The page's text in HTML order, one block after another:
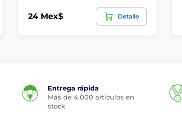
24 Mex$ Detalle
Entrega rápida
Más de 4,000 artículos en
stock